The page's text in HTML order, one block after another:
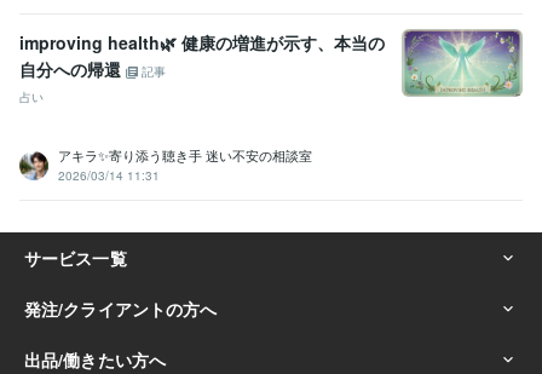
improving health🌿 健康の増進が示す、本当の
自分への帰還
記事
占い
アキラ✨寄り添う聴き手 迷い不安の相談室
2026/03/14 11:31